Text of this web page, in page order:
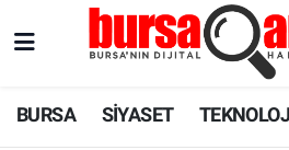
BURSA SİYASET